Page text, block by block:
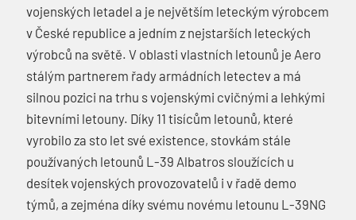
vojenských letadel a je největším leteckým výrobcem
v České republice a jedním z nejstarších leteckých
výrobců na světě. V oblasti vlastních letounů je Aero
stálým partnerem řady armádních letectev a má
silnou pozici na trhu s vojenskými cvičnými a lehkými
bitevními letouny. Díky 11 tisícům letounů, které
vyrobilo za sto let své existence, stovkám stále
používaných letounů L-39 Albatros sloužících u
desítek vojenských provozovatelů i v řadě demo
týmů, a zejména díky svému novému letounu L-39NG